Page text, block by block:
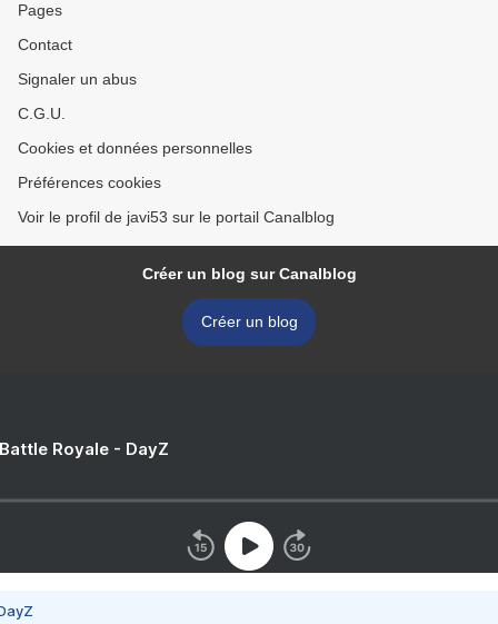
Pages
Contact
Signaler un abus
C.G.U.
Cookies et données personnelles
Préférences cookies
Voir le profil de javi53 sur le portail Canalblog
Créer un blog sur Canalblog
Créer un blog
Royale - DayZ